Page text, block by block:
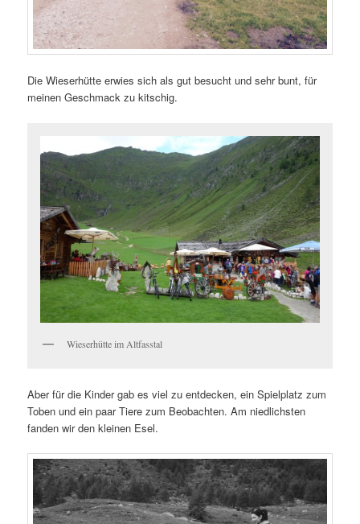
Die Wieserhütte erwies sich als gut besucht und sehr bunt, für
meinen Geschmack zu kitschig.
Wieserhütte im Altfasstal
Aber für die Kinder gab es viel zu entdecken, ein Spielplatz zum
Toben und ein paar Tiere zum Beobachten. Am niedlichsten
fanden wir den kleinen Esel.